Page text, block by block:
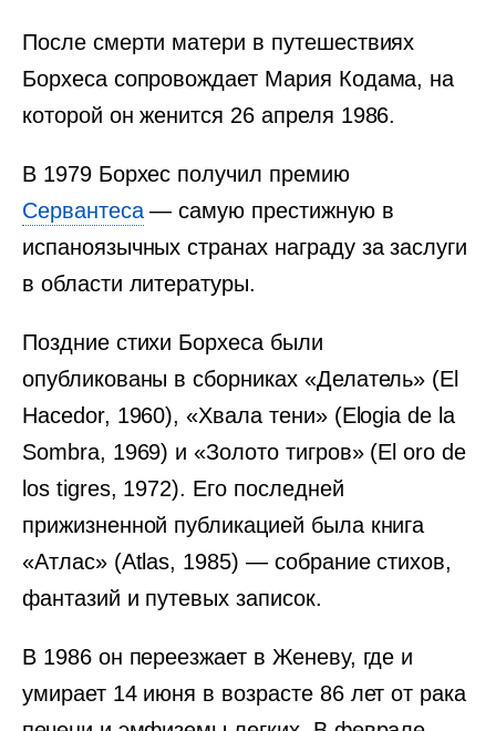
После смерти матери в путешествиях
Борхеса сопровождает Мария Кодама, на
которой он женится 26 апреля 1986.
В 1979 Борхес получил премию
Сервантеса— самую престижную в
испаноязычных странах награду за заслуги
в области литературы.
Поздние стихи Борхеса были
опубликованы в сборниках «Делатель» (El
Hacedor, 1960), «Хвала тени» (Elogia de la
Sombra, 1969) и «Золото тигров» (El oro de
los tigres, 1972). Его последней
прижизненной публикацией была книга
«Атлас» (Atlas, 1985) — собрание стихов,
фантазий и путевых записок.
В 1986 он переезжает в Женеву, где и
умирает 14 июня в возрасте 86 лет от рака